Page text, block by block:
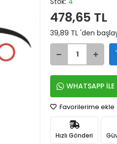
478,65 TL
39,89 TL 'den
WHATSAPP İLE
Favorilerime ekle
Hızlı Gönderi